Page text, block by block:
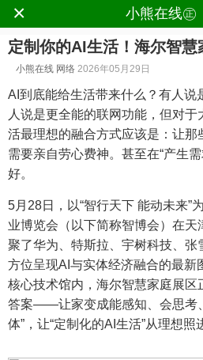
× 小熊在线㊣
定制你的AI生活！海尔智
小熊在线 网络 2026年05月29日
AI到底能给生活带来什么？有人说
人说是更全能的联网功能，但对
活最理想的融合方式应该是：让那
需要亲自劳心费神。甚至在“产生
好。
5月28日，以“智行天下 能动未来”
业博览会（以下简称智博会）在天
聚了华为、特斯拉、宇树科技、张
方位呈现AI与实体经济融合的最新
核心技术馆内，海尔智慧家庭展区
答案——让家变成能感知、会思考
体”，让“定制化的AI生活”从理想照